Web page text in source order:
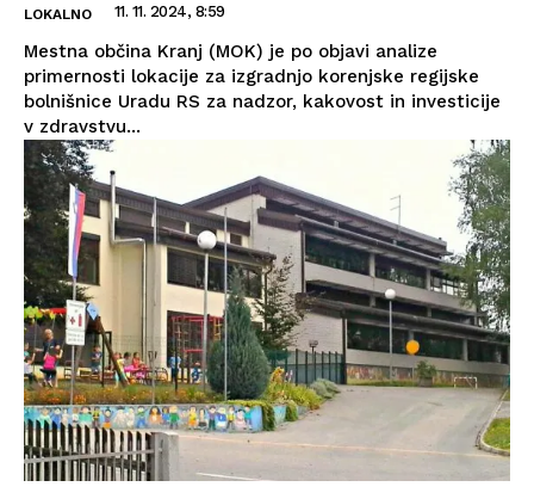
LOKALNO 11. 11. 2024, 8:59
Mestna občina Kranj (MOK) je po objavi analize
primernosti lokacije za izgradnjo korenjske regijske
bolnišnice Uradu RS za nadzor, kakovost in investicije
v zdravstvu...